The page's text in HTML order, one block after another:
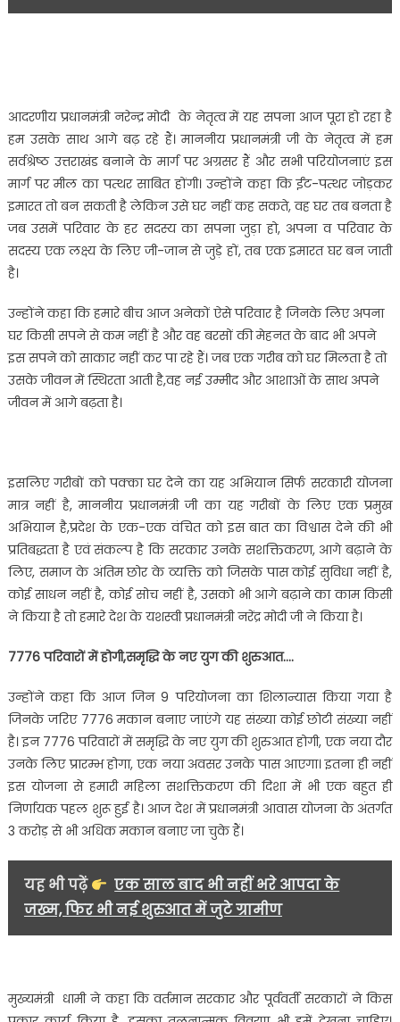
आदरणीय प्रधानमंत्री नरेन्द्र मोदी के नेतृत्व में यह सपना आज पूरा हो रहा है
हम उसके साथ आगे बढ़ रहे हैं। माननीय प्रधानमंत्री जी के नेतृत्व में हम
सर्वश्रेष्ठ उत्तराखंड बनाने के मार्ग पर अग्रसर हैं और सभी परियोजनाएं इस
मार्ग पर मील का पत्थर साबित होंगी। उन्होंने कहा कि ईंट-पत्थर जोड़कर
इमारत तो बन सकती है लेकिन उसे घर नहीं कह सकते, वह घर तब बनता है
जब उसमें परिवार के हर सदस्य का सपना जुड़ा हो, अपना व परिवार के
सदस्य एक लक्ष्य के लिए जी-जान से जुड़े हों, तब एक इमारत घर बन जाती
है।
उन्होंने कहा कि हमारे बीच आज अनेकों ऐसे परिवार है जिनके लिए अपना
घर किसी सपने से कम नहीं है और वह बरसों की मेहनत के बाद भी अपने
इस सपने को साकार नहीं कर पा रहे हैं। जब एक गरीब को घर मिलता है तो
उसके जीवन में स्थिरता आती है,वह नई उम्मीद और आशाओं के साथ अपने
जीवन में आगे बढ़ता है।
इसलिए गरीबों को पक्का घर देने का यह अभियान सिर्फ सरकारी योजना
मात्र नहीं है, माननीय प्रधानमंत्री जी का यह गरीबों के लिए एक प्रमुख
अभियान है,प्रदेश के एक-एक वंचित को इस बात का विश्वास देने की भी
प्रतिबद्धता है एवं संकल्प है कि सरकार उनके सशक्तिकरण, आगे बढ़ाने के
लिए, समाज के अंतिम छोर के व्यक्ति को जिसके पास कोई सुविधा नहीं है,
कोई साधन नहीं है, कोई सोच नहीं है, उसको भी आगे बढ़ाने का काम किसी
ने किया है तो हमारे देश के यशस्वी प्रधानमंत्री नरेंद्र मोदी जी ने किया है।
7776 परिवारों में होगी,समृद्धि के नए युग की शुरुआत….
उन्होंने कहा कि आज जिन 9 परियोजना का शिलान्यास किया गया है
जिनके जरिए 7776 मकान बनाए जाएंगे यह संख्या कोई छोटी संख्या नहीं
है। इन 7776 परिवारों में समृद्धि के नए युग की शुरुआत होगी, एक नया दौर
उनके लिए प्रारम्भ होगा, एक नया अवसर उनके पास आएगा। इतना ही नहीं
इस योजना से हमारी महिला सशक्तिकरण की दिशा में भी एक बहुत ही
निर्णायक पहल शुरू हुई है। आज देश में प्रधानमंत्री आवास योजना के अंतर्गत
3 करोड़ से भी अधिक मकान बनाए जा चुके हैं।
यह भी पढ़ें
एक साल बाद भी नहीं भरे आपदा के
जख्म, फिर भी नई शुरुआत में जुटे ग्रामीण
मुख्यमंत्री धामी ने कहा कि वर्तमान सरकार और पूर्ववर्ती सरकारों ने किस